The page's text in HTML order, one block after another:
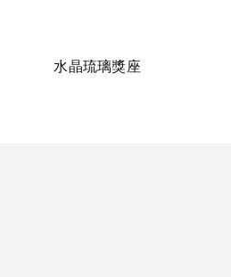
水晶琉璃獎座